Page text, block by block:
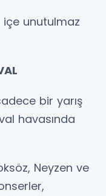
unutulmaz
bir yarış
havasında
Neyzen ve